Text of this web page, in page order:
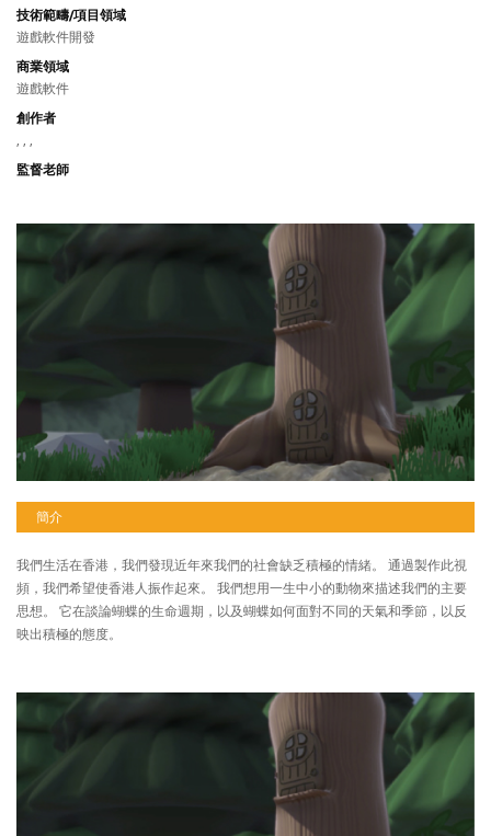
技術範疇/項目領域
遊戲軟件開發
商業領域
遊戲軟件
創作者
, , ,
監督老師
簡介
我們生活在香港，我們發現近年來我們的社會缺乏積極的情緒。 通過製作此視
頻，我們希望使香港人振作起來。 我們想用一生中小的動物來描述我們的主要
思想。 它在談論蝴蝶的生命週期，以及蝴蝶如何面對不同的天氣和季節，以反
映出積極的態度。